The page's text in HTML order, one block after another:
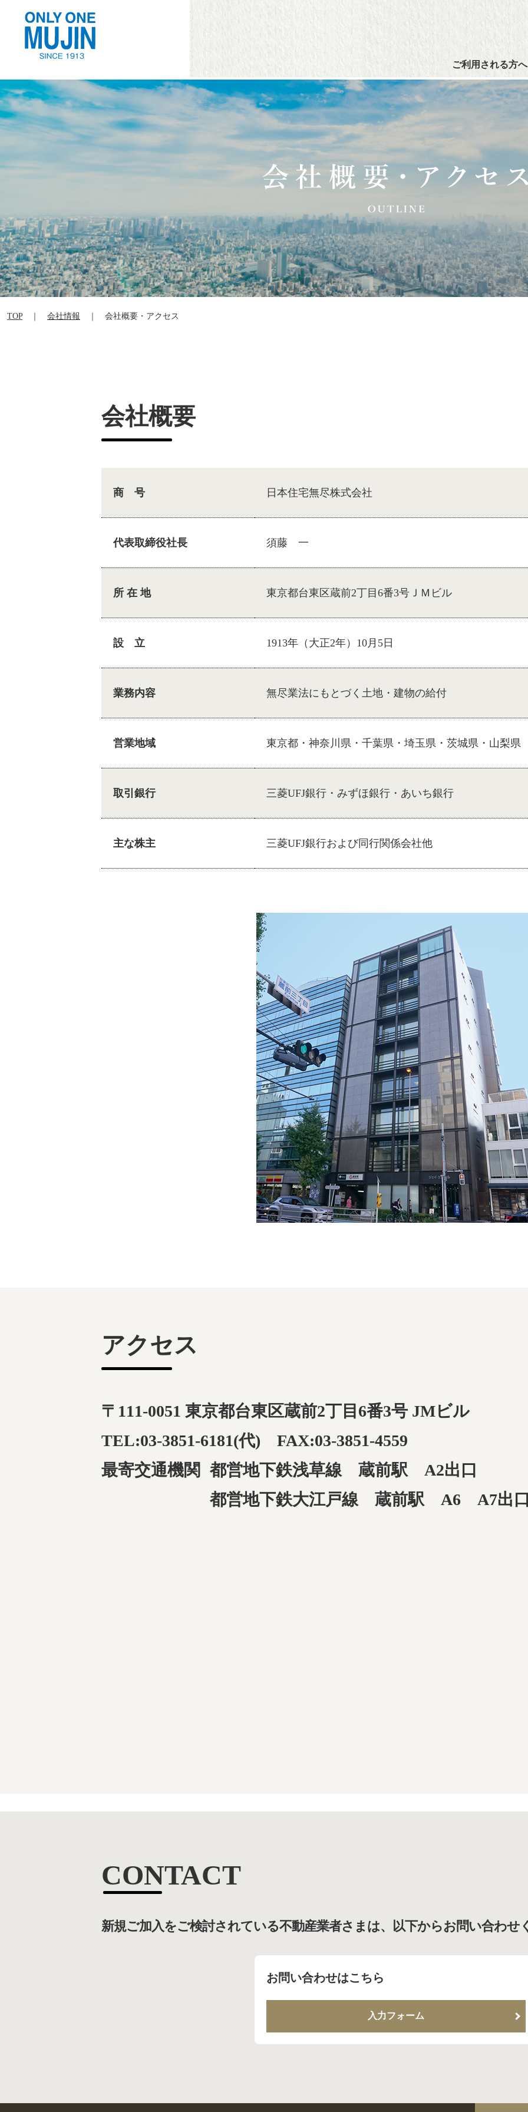
ご利用される方へ
TOP｜ 会社情報 ｜ 会社概要・アクセス
会社概要
商 号 日本住宅無尽株式会社
代表取締役社長 須藤 一
所 在 地 東京都台東区蔵前2丁目6番3号ＪＭビル
設 立 1913年（大正2年）10月5日
業務内容 無尽業法にもとづく土地・建物の給付
営業地域 東京都・神奈川県・千葉県・埼玉県・茨城県・山梨県
取引銀行 三菱UFJ銀行・みずほ銀行・あいち銀行
主な株主 三菱UFJ銀行および同行関係会社他
アクセス
〒111-0051 東京都台東区蔵前2丁目6番3号 JMビル
TEL:03-3851-6181(代) FAX:03-3851-4559
最寄交通機関
都営地下鉄浅草線 蔵前駅 A2出口
都営地下鉄大江戸線 蔵前駅 A6 A7出
CONTACT
新規ご加入をご検討されている不動産業者さまは、以下からお問い合わせ
お問い合わせはこちら
入力フォーム